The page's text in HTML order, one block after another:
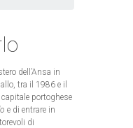
dell’Ansa in
tra il 1986 e il
portoghese
e di entrare in
di